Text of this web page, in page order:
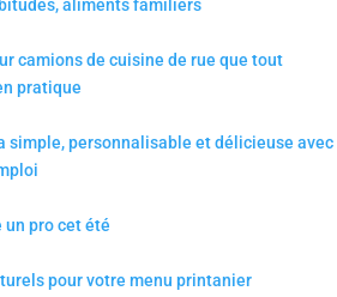
aliments familiers
camions de cuisine de rue que tout
pratique
simple, personnalisable et délicieuse avec
un pro cet été
pour votre menu printanier